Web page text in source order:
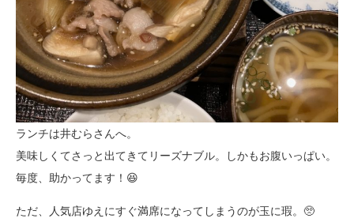
ランチは井むらさんへ。
美味しくてさっと出てきてリーズナブル。しかもお腹いっぱい。
毎度、助かってます！😆
ただ、人気店ゆえにすぐ満席になってしまうのが玉に瑕。🥺